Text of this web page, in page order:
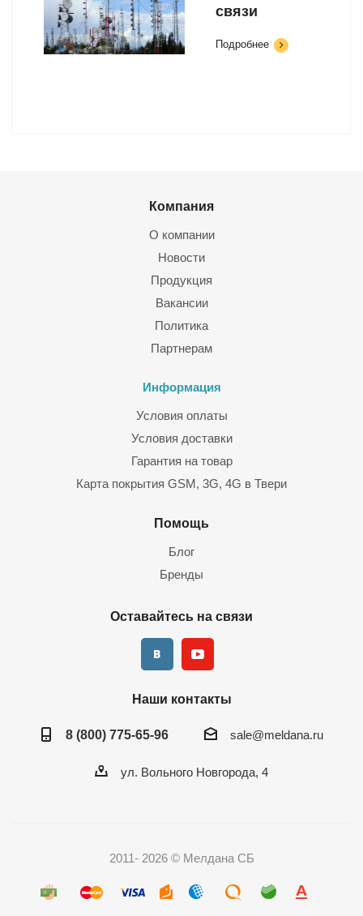
связи
Подробнее
Компания
О компании
Новости
Продукция
Вакансии
Политика
Партнерам
Информация
Условия оплаты
Условия доставки
Гарантия на товар
Карта покрытия GSM, 3G, 4G в Твери
Помощь
Блог
Бренды
Оставайтесь на связи
Наши контакты
8 (800) 775-65-96 sale@meldana.ru
ул. Вольного Новгорода, 4
2011- 2026 © Мелдана СБ